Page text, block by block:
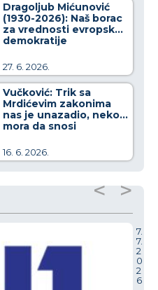
Dragoljub Mićunović
(1930-2026): Naš borac
za vrednosti evropske
demokratije
27. 6. 2026.
Vučković: Trik sa
Mrdićevim zakonima
nas je unazadio, neko
mora da snosi
16. 6. 2026.
7.
7.
2
0
2
6
< >